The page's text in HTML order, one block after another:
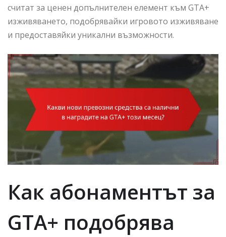
считат за ценен допълнителен елемент към GTA+
изживяването, подобрявайки игровото изживяване
и предоставяйки уникални възможности.
Как абонаментът за
GTA+ подобрява